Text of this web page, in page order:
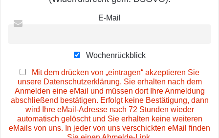
E-Mail
Wochenrückblick
Mit dem drücken von „eintragen“ akzeptieren Sie
unsere Datenschutzerklärung. Sie erhalten nach dem
Anmelden eine eMail und müssen dort Ihre Anmeldung
abschließend bestätigen. Erfolgt keine Bestätigung, dann
wird Ihre eMail-Adresse nach 72 Stunden wieder
automatisch gelöscht und Sie erhalten keine weiteren
eMails von uns. In jeder von uns verschickten eMail finden